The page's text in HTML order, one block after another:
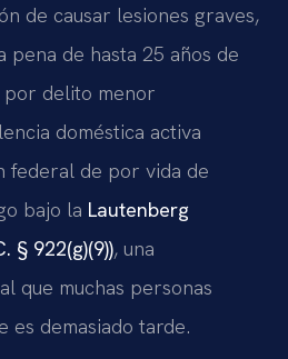
de causar lesiones graves,
pena de hasta 25 años de
por delito menor
doméstica activa
federal de por vida de
bajo la Lautenberg
§ 922(g)(9)), una
que muchas personas
es demasiado tarde.